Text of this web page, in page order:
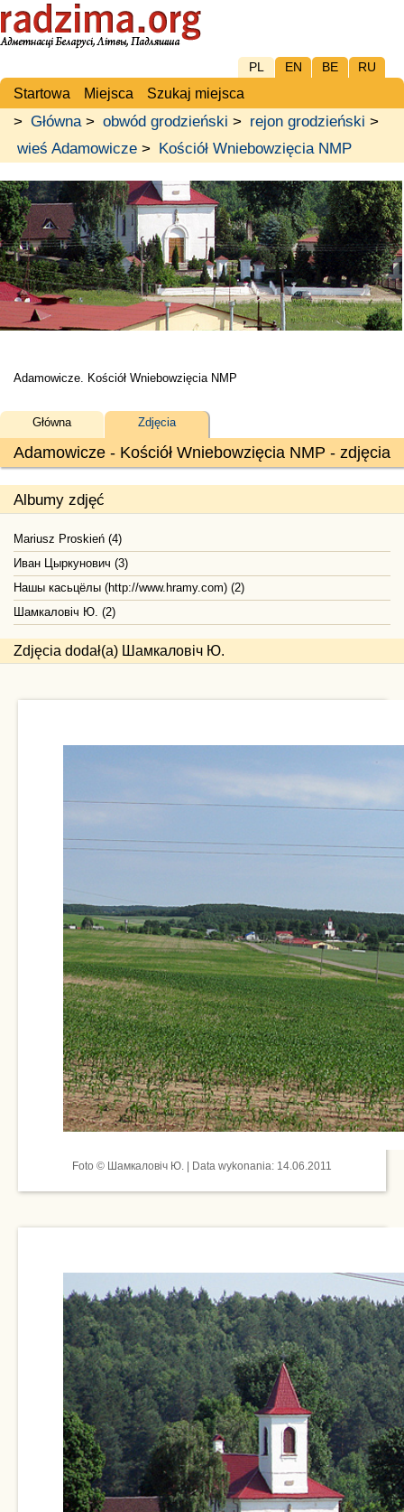
PL EN BE RU
Startowa Miejsca Szukaj miejsca
> Główna> obwód grodzieński > rejon grodzieński >
wieś Adamowicze > Kościół Wniebowzięcia NMP
Adamowicze. Kościół Wniebowzięcia NMP
Adamowicze - Kościół Wniebowzięcia NMP - zdjęcia
Główna Zdjęcia
Albumy zdjęć
Mariusz Proskień (4)
Иван Цыркунович (3)
Нашы касьцёлы (http://www.hramy.com) (2)
Шамкаловіч Ю. (2)
Zdjęcia dodał(a) Шамкаловіч Ю.
Foto © Шамкаловіч Ю. | Data wykonania: 14.06.2011